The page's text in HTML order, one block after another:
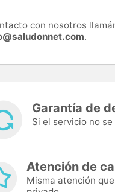
con nosotros
.
Garantía de
Si el servicio no
Atención de
Misma atención